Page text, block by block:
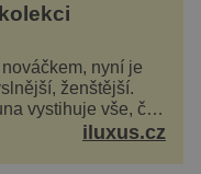
nyní je
ženštější.
vystihuje vše, čím
i před stoiluxus.cz